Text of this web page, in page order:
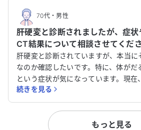
70代・男性
肝硬変と診断されましたが、症状
CT結果について相談させてくださ
い。
肝硬変と診断されていますが、本当に
なのか確認したいです。特に、体がだ
という症状が気になっています。現在
に治療中の病気はありません。 以前、胃
静脈瘤の手術や大腸ポリープの切除を
ましたが、この影響がどのように現れ
か、また今後の経過についても不安が
続きを見る
もっと見る